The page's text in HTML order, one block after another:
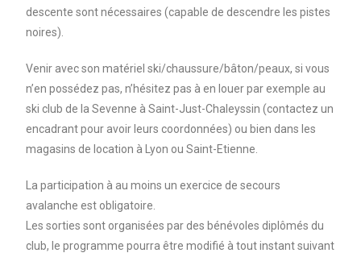
descente sont nécessaires (capable de descendre les pistes
noires).
Venir avec son matériel ski/chaussure/bâton/peaux, si vous
n’en possédez pas, n’hésitez pas à en louer par exemple au
ski club de la Sevenne à Saint-Just-Chaleyssin (contactez un
encadrant pour avoir leurs coordonnées) ou bien dans les
magasins de location à Lyon ou Saint-Etienne.
La participation à au moins un exercice de secours
avalanche est obligatoire.
Les sorties sont organisées par des bénévoles diplômés du
club, le programme pourra être modifié à tout instant suivant